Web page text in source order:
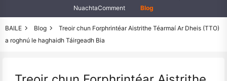
NuachtaComment
Blog
BAILE Blog
Treoir chun Forphrintéar Aistrithe Téarmaí Ar Dheis (TTO)
a roghnú le haghaidh Táirgeadh Bia